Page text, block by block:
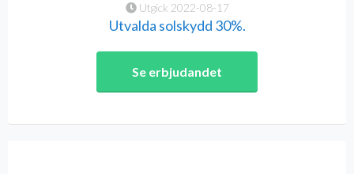
Utgick 2022-08-17
Utvalda solskydd 30%.
Se erbjudandet